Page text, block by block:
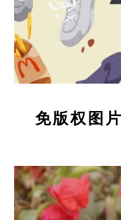
免版权图